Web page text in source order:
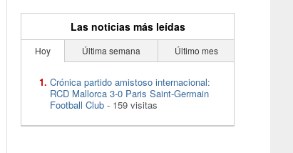
Las noticias más leídas
Hoy Última semana Último mes
Crónica partido amistoso internacional:
RCD Mallorca 3-0 Paris Saint-Germain
Football Club - 159 visitas